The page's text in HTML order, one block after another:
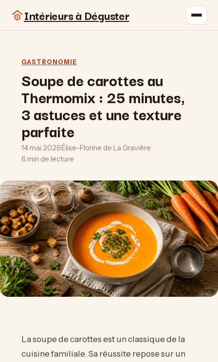
Intérieurs à Déguster
GASTRONOMIE
Soupe de carottes au
Thermomix : 25 minutes,
3 astuces et une texture
parfaite
14 mai 2026·Élise-Florine de La Gravière·
6 min de lecture
La soupe de carottes est un classique de la
cuisine familiale. Sa réussite repose sur un